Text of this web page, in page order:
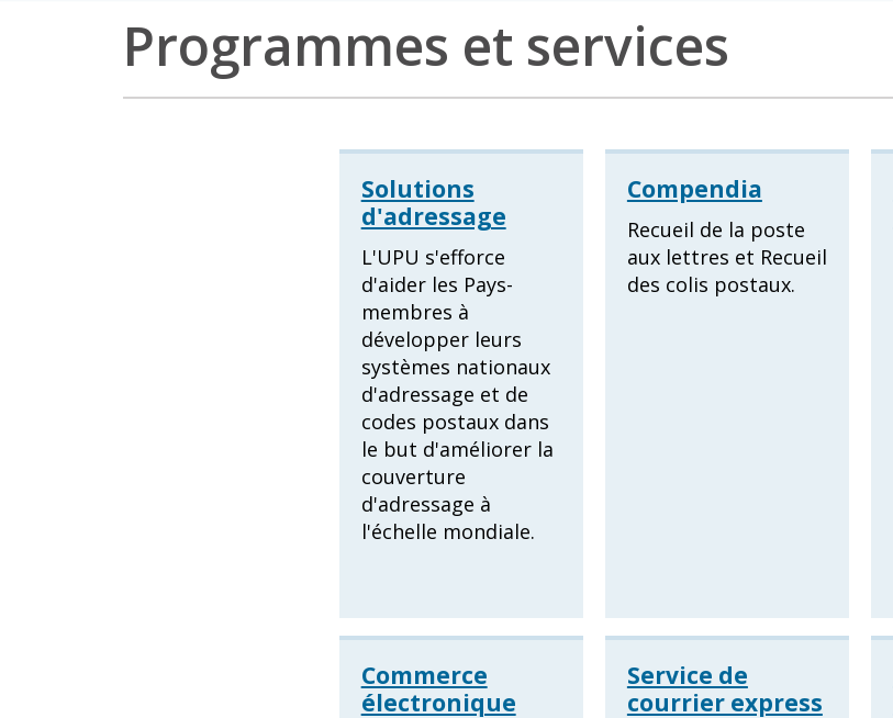
Actualités et
UPU
Programmes et services
Solutions
d'adressage
L'UPU s'efforce
d'aider les Pays-
membres à
développer leurs
systèmes nationaux
d'adressage et de
codes postaux dans
le but d'améliorer la
couverture
d'adressage à
l'échelle mondiale.
Compendia
Recueil de la poste
aux lettres et Recueil
des colis postaux.
Commerce
électronique
Service de
courrier express